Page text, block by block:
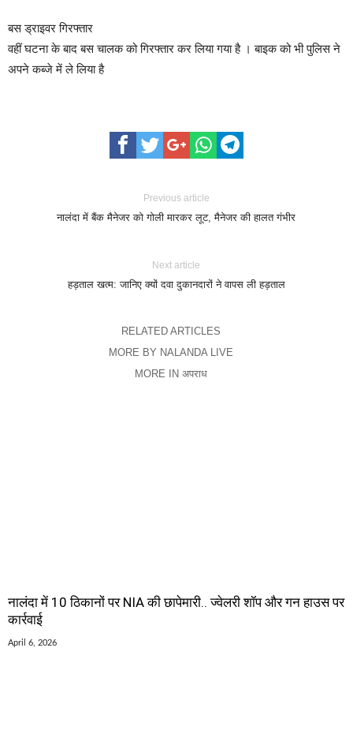
बस ड्राइवर गिरफ्तार
वहीं घटना के बाद बस चालक को गिरफ्तार कर लिया गया है । बाइक को भी पुलिस ने
अपने कब्जे में ले लिया है
Previous article
नालंदा में बैंक मैनेजर को गोली मारकर लूट, मैनेजर की हालत गंभीर
Next article
हड़ताल खत्म: जानिए क्यों दवा दुकानदारों ने वापस ली हड़ताल
RELATED ARTICLES
MORE BY NALANDA LIVE
MORE IN अपराध
नालंदा में 10 ठिकानों पर NIA की छापेमारी.. ज्वेलरी शॉप और गन हाउस पर
कार्रवाई
April 6, 2026